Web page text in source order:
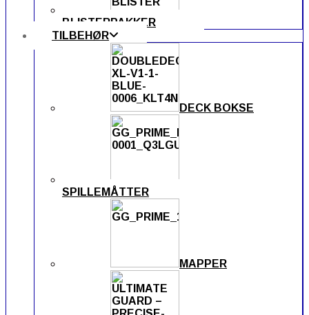
BLISTERPAKKER
TILBEHØR
DECK BOKSE
SPILLEMÅTTER
MAPPER